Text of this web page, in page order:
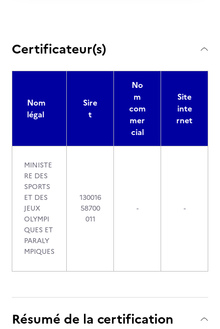
Certificateur(s)
Nom
légal
Sire
t
No
m
com
mer
cial
Site
inte
rnet
MINISTE
RE DES
SPORTS
ET DES
JEUX
OLYMPI
QUES ET
PARALY
MPIQUES
130016
58700
011
- -
Résumé de la certification